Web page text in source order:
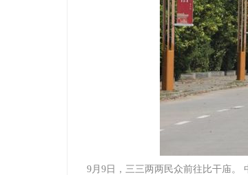
9月9日，三三两两民众前往比干庙。